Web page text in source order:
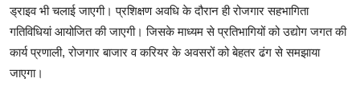
ड्राइव भी चलाई जाएगी। प्रशिक्षण अवधि के दौरान ही रोजगार सहभागिता
गतिविधियां आयोजित की जाएगी। जिसके माध्यम से प्रतिभागियों को उद्योग जगत की
कार्य प्रणाली, रोजगार बाजार व करियर के अवसरों को बेहतर ढंग से समझाया
जाएगा।